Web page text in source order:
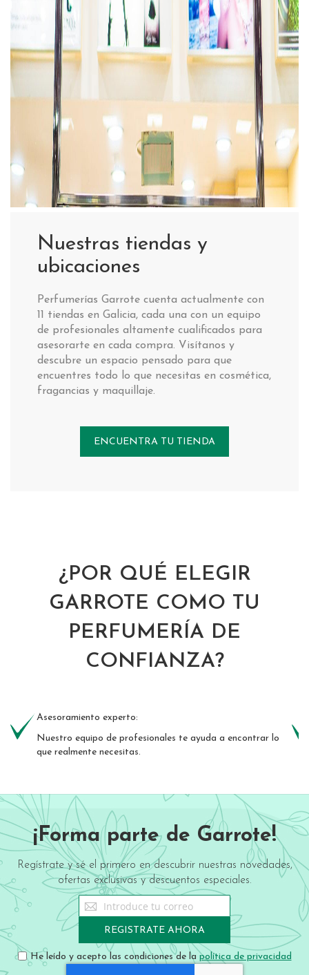
Nuestras tiendas y
ubicaciones
Perfumerías Garrote cuenta actualmente con
11 tiendas en Galicia, cada una con un equipo
de profesionales altamente cualificados para
asesorarte en cada compra. Visítanos y
descubre un espacio pensado para que
encuentres todo lo que necesitas en cosmética,
fragancias y maquillaje.
ENCUENTRA TU TIENDA
¿POR QUÉ ELEGIR
GARROTE COMO TU
PERFUMERÍA DE
CONFIANZA?
Asesoramiento experto:
Nuestro equipo de profesionales te ayuda a encontrar lo
que realmente necesitas.
¡Forma parte de Garrote!
Regístrate y sé el primero en descubrir nuestras novedades,
ofertas exclusivas y descuentos especiales.
Sign
Up
for
Our
Newsletter:
REGISTRATE AHORA
He leído y acepto las condiciones de la política de privacidad